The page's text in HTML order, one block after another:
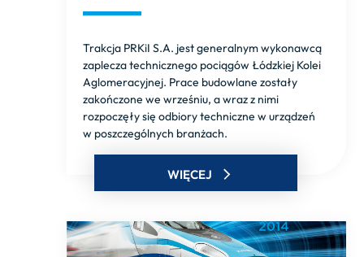
Trakcja PRKiI S.A. jest generalnym wykonawcą
zaplecza technicznego pociągów Łódzkiej Kolei
Aglomeracyjnej. Prace budowlane zostały
zakończone we wrześniu, a wraz z nimi
rozpoczęły się odbiory techniczne w urządzeń
w poszczególnych branżach.
WIĘCEJ